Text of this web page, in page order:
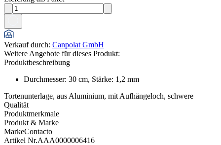
Verkauf durch: Canpolat GmbH
Weitere Angebote für dieses Produkt:
Produktbeschreibung
Durchmesser: 30 cm, Stärke: 1,2 mm
Tortenunterlage, aus Aluminium, mit Aufhängeloch, schwere
Qualität
Produktmerkmale
Produkt & Marke
MarkeContacto
Artikel Nr.AAA0000006416